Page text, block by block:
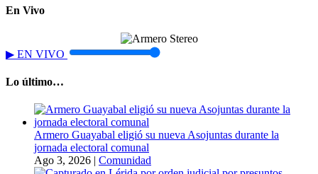
En Vivo
▶ EN VIVO
Lo último…
Armero Guayabal eligió su nueva Asojuntas durante la
jornada electoral comunal
Ago 3, 2026 | Comunidad